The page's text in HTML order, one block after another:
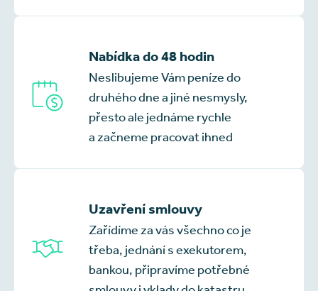
Nabídka do 48 hodin
Neslibujeme Vám peníze do
druhého dne a jiné nesmysly,
přesto ale jednáme rychle
a začneme pracovat ihned
Uzavření smlouvy
Zařídíme za vás všechno co je
třeba, jednání s exekutorem,
bankou, připravíme potřebné